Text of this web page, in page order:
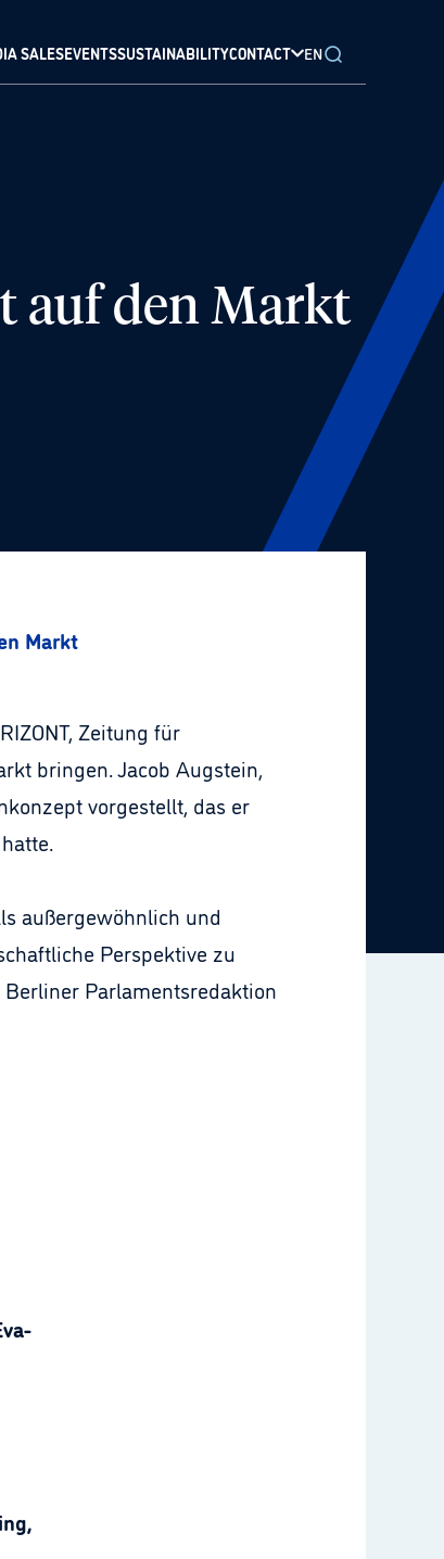
SALESEVENTSSUSTAINABILITYCONTACT EN
auf den Markt
Markt
Zeitung für
bringen. Jacob Augstein,
vorgestellt, das er
außergewöhnlich und
Perspektive zu
Parlamentsredaktion